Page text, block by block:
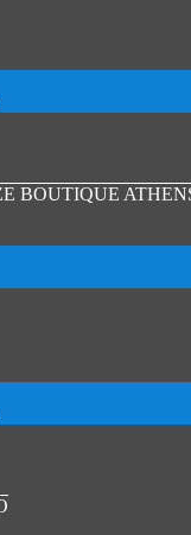
BOUTIQUE